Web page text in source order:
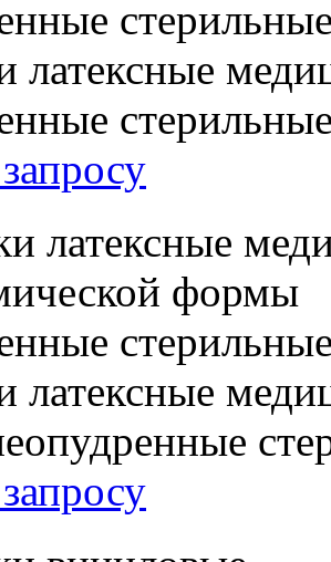
латексные
латексные